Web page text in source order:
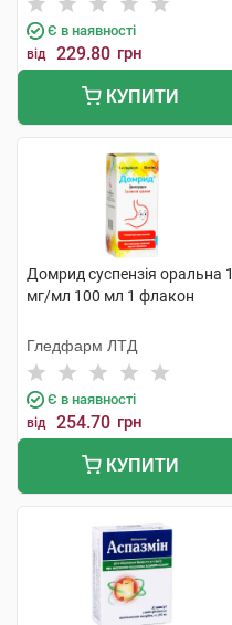
Є в наявності
від 229.80 грн
КУПИТИ
Домрид суспензія оральна 1
мг/мл 100 мл 1 флакон
Гледфарм ЛТД
Є в наявності
від 254.70 грн
КУПИТИ